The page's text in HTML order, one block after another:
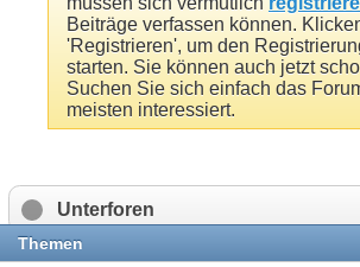
Beiträge verfassen können.
'Registrieren', um den
starten. Sie können auch jetzt
Suchen Sie sich einfach das
meisten interessiert.
Unterforen
Themen